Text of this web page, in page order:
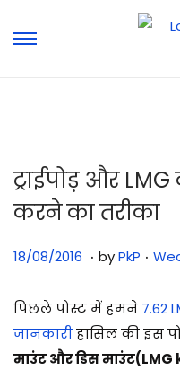
ट्राईपोड़ और
करने का तरीका
Posted on
18/08/2016 3
/
0
7
. byPkP .
पिछले पोस्ट में हमने 7.62
जानकारीहासिल की इस
माउंट और डिस